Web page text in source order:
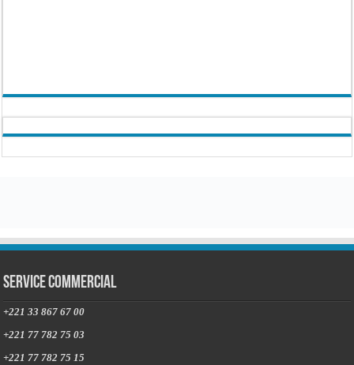
Service commercial
+221 33 867 67 00
+221 77 782 75 03
+221 77 782 75 15